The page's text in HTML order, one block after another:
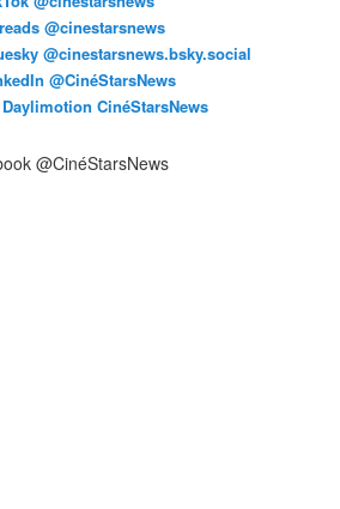
@cinestarsnews
@cinestarsnews.bsky.social‬
@CinéStarsNews
CinéStarsNews
@CinéStarsNews